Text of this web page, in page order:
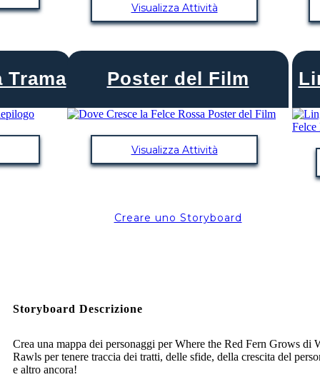
Visualizza Attività
Trama Poster del Film
Visualizza Attività
Creare uno Storyboard
Storyboard Descrizione
Crea una mappa dei personaggi per Where the Red Fern Grows di
Rawls per tenere traccia dei tratti, delle sfide, della crescita del
e altro ancora!